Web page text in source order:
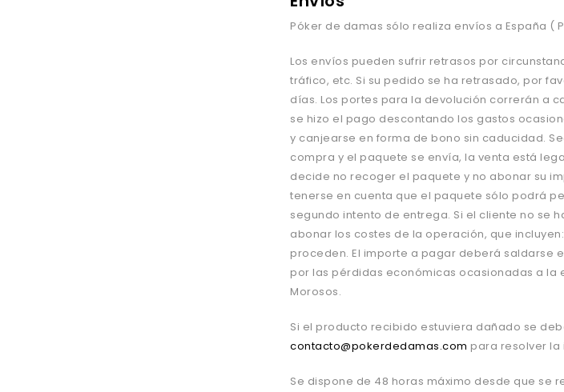
Póker de damas sólo realiza envíos a España (
Los envíos pueden sufrir retrasos por
tráfico, etc. Si su pedido se ha retrasado, por
días. Los portes para la devolución correrán a
se hizo el pago descontando los gastos
y canjearse en forma de bono sin caducidad.
compra y el paquete se envía, la venta está
decide no recoger el paquete y no abonar su
tenerse en cuenta que el paquete sólo podrá
segundo intento de entrega. Si el cliente no
abonar los costes de la operación, que
proceden. El importe a pagar deberá saldarse
por las pérdidas económicas ocasionadas a la
Morosos.
Si el producto recibido estuviera dañado se
contacto@pokerdedamas.com para resolver la
Se dispone de 48 horas máximo desde que